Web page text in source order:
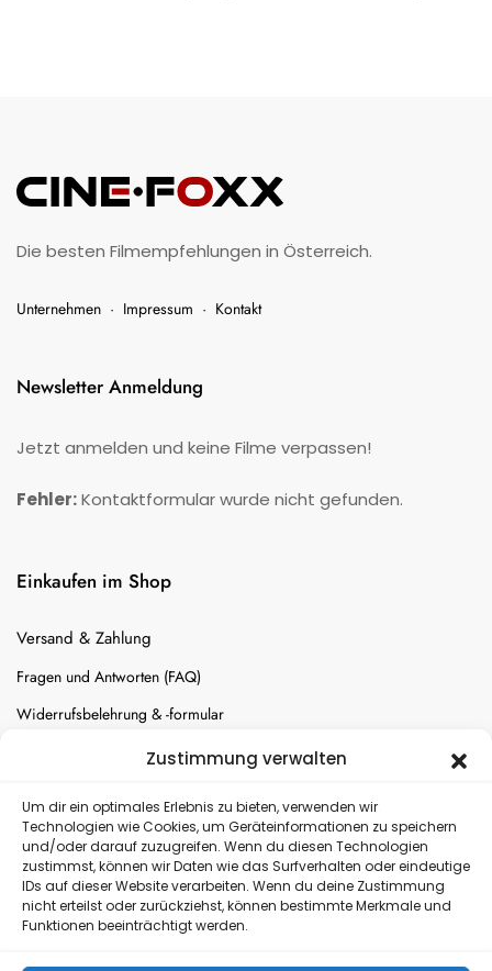
Zustimmung verwalten
Um dir ein optimales Erlebnis zu bieten, verwenden wir
Technologien wie Cookies, um Geräteinformationen zu speichern
und/oder darauf zuzugreifen. Wenn du diesen Technologien
zustimmst, können wir Daten wie das Surfverhalten oder eindeutige
IDs auf dieser Website verarbeiten. Wenn du deine Zustimmung
nicht erteilst oder zurückziehst, können bestimmte Merkmale und
Funktionen beeinträchtigt werden.
Die besten Filmempfehlungen in Österreich.
Unternehmen · Impressum · Kontakt
Newsletter Anmeldung
Jetzt anmelden und keine Filme verpassen!
Fehler:Kontaktformular wurde nicht gefunden.
Einkaufen im Shop
Versand & Zahlung
Fragen und Antworten (FAQ)
Widerrufsbelehrung & -formular
Batterien-Entsorgung
Versand
Kostenloser Rückversand